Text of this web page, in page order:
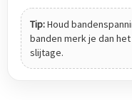
Tip:Houd
banden merk je dan
slijtage.